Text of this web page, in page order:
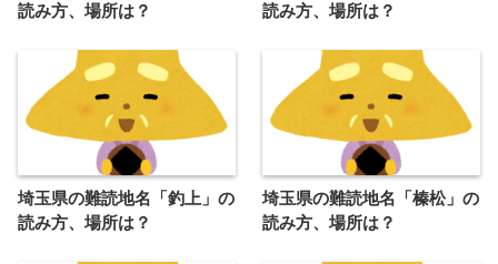
読み方、場所は？
読み方、場所は？
埼玉県の難読地名「釣上」の
読み方、場所は？
埼玉県の難読地名「榛松」の
読み方、場所は？